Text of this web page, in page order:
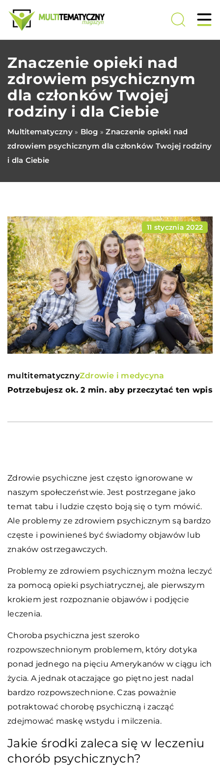
Znaczenie opieki nad
zdrowiem psychicznym
dla członków Twojej
rodziny i dla Ciebie
Multitematyczny» Blog »Znaczenie opieki nad
zdrowiem psychicznym dla członków Twojej rodziny
i dla Ciebie
11 stycznia 2022
multitematycznyZdrowie i medycyna
Potrzebujesz ok. 2 min. aby przeczytać ten wpis
Zdrowie psychiczne jest często ignorowane w
naszym społeczeństwie. Jest postrzegane jako
temat tabu i ludzie często boją się o tym mówić.
Ale problemy ze zdrowiem psychicznym są bardzo
częste i powinieneś być świadomy objawów lub
znaków ostrzegawczych.
Problemy ze zdrowiem psychicznym można leczyć
za pomocą opieki psychiatrycznej, ale pierwszym
krokiem jest rozpoznanie objawów i podjęcie
leczenia.
Choroba psychiczna jest szeroko
rozpowszechnionym problemem, który dotyka
ponad jednego na pięciu Amerykanów w ciągu ich
życia. A jednak otaczające go piętno jest nadal
bardzo rozpowszechnione. Czas poważnie
potraktować chorobę psychiczną i zacząć
zdejmować maskę wstydu i milczenia.
Jakie środki zaleca się w leczeniu
chorób psychicznych?